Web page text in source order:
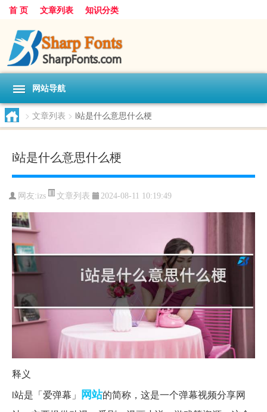
首 页 文章列表 知识分类
网站导航
> 文章列表 > i站是什么意思什么梗
i站是什么意思什么梗
网友:izs 文章列表 2024-08-11 10:19:49
释义
i站是「爱弹幕」 网站的简称，这是一个弹幕视频分享网